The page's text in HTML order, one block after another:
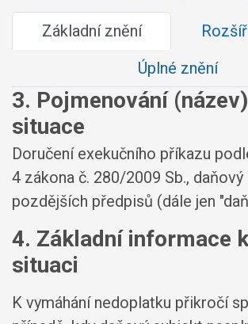
Základní znění
Úplné znění
3. Pojmenování
situace
Doručení exekučního příkazu
4 zákona č. 280/2009 Sb.,
pozdějších předpisů (dále jen
4. Základní informace
situaci
K vymáhání nedoplatku přikročí